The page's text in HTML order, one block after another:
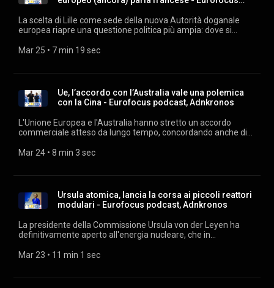
Ascolta "Eurofocus" ogni giorno su podcast.adnkronos.com
(https://podcast.adnkronos.com/show/eurofocus/) e su tutte
le piattaforme di streaming. Estratti audio: archivio audiovisivi
Adnkronos. Musiche su licenza Machiavelli Music.
La scelta di Lille come sede della nuova Autorità doganale
europea riapre una questione politica più ampia: dove si
voto politico, equilibri geografici e capacità di lobbying, la
(https://podcast.adnkronos.com/show/eurofocus/) e su tutte
le piattaforme di streaming. Estratti audio: archivio audiovisivi
Adnkronos. Musiche su licenza Machiavelli Music.
Mar 25 • 7 min 19 sec
Ue, l’accordo con l’Australia vale una polemica
con la Cina - Eurofocus podcast, Adnkronos
L'Unione Europea e l'Australia hanno stretto un accordo
commerciale atteso da lungo tempo, concordando anche di
minerali critici come il litio, in un contesto segnato
giorno su podcast.adnkronos.com
(https://podcast.adnkronos.com/show/eurofocus/) e su tutte
le piattaforme di streaming. Estratti audio: archivio audiovisivi
Adnkronos. Musiche su licenza Machiavelli Music.
Mar 24 • 8 min 3 sec
Ursula atomica, lancia la corsa ai piccoli reattori
modulari - Eurofocus podcast, Adnkronos
La presidente della Commissione Ursula von der Leyen ha
definitivamente aperto all'energia nucleare, che in
energetico ideale per decarbonizzare l'economia Ue senza
Mar 23 • 11 min 1 sec